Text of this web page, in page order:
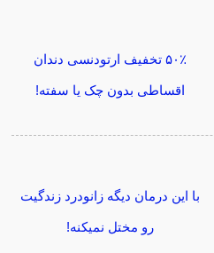
۵۰٪ تخفیف ارتودنسی دندان
اقساطی بدون چک یا سفته!
با این درمان دیگه زانودرد زندگیت
رو مختل نمیکنه!